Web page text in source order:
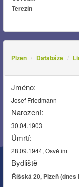
Terezín
Plzeň Databáze
Jméno:
Josef Friedmann
Narození:
30.04.1903
Úmrtí:
28.09.1944, Osvětim
Bydliště
Říšská 20, Plzeň